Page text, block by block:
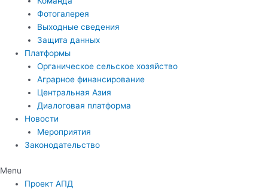
Фотогалерея
Выходные сведения
Защита данных
Платформы
Органическое сельское хозяйство
Аграрное финансирование
Центральная Азия
Диалоговая платформа
Новости
Мероприятия
Законодательство
Menu
Проект АПД